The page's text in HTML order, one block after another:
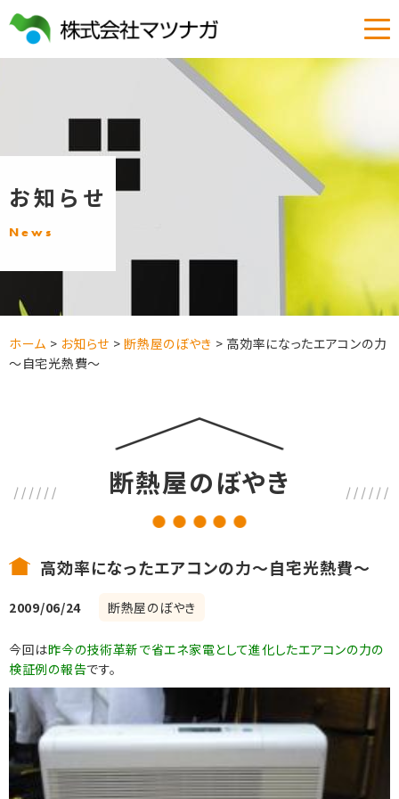
お知らせ
News
ホーム > お知らせ >断熱屋のぼやき > 高効率になったエアコンの力
～自宅光熱費～
断熱屋のぼやき
高効率になったエアコンの力～自宅光熱費～
2009/06/24 断熱屋のぼやき
今回は昨今の技術革新で省エネ家電として進化したエアコンの力の
検証例の報告です。